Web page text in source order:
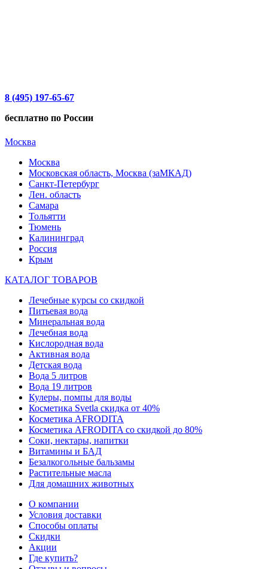
8 (495) 197-65-67
бесплатно по России
Москва
Москва
Московская область, Москва (заМКАД)
Санкт-Петербург
Лен. область
Самара
Тольятти
Тюмень
Калининград
Россия
Крым
КАТАЛОГ ТОВАРОВ
Лечебные курсы со скидкой
Питьевая вода
Минеральная вода
Лечебная вода
Кислородная вода
Активная вода
Детская вода
Вода 5 литров
Вода 19 литров
Кулеры, помпы для воды
Косметика Svetla скидка от 40%
Косметика AFRODITA
Косметика AFRODITA со скидкой до 80%
Соки, нектары, напитки
Витамины и БАД
Безалкогольные бальзамы
Растительные масла
Для домашних животных
О компании
Условия доставки
Способы оплаты
Скидки
Акции
Где купить?